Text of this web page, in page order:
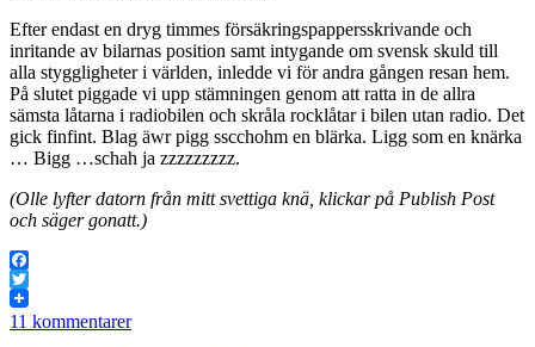
Efter endast en dryg timmes försäkringspappersskrivande och
inritande av bilarnas position samt intygande om svensk skuld till
alla styggligheter i världen, inledde vi för andra gången resan hem.
På slutet piggade vi upp stämningen genom att ratta in de allra
sämsta låtarna i radiobilen och skråla rocklåtar i bilen utan radio. Det
gick finfint. Blag äwr pigg sscchohm en blärka. Ligg som en knärka
… Bigg …schah ja zzzzzzzzz.
(Olle lyfter datorn från mitt svettiga knä, klickar på Publish Post
och säger gonatt.)
Facebook
Twitter
11 kommentarer